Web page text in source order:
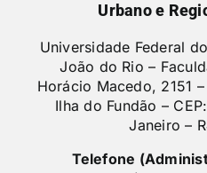
Urbano e
Universidade Federal
João do Rio –
Horácio Macedo, 2151
Ilha do Fundão –
Janeiro –
Telefone